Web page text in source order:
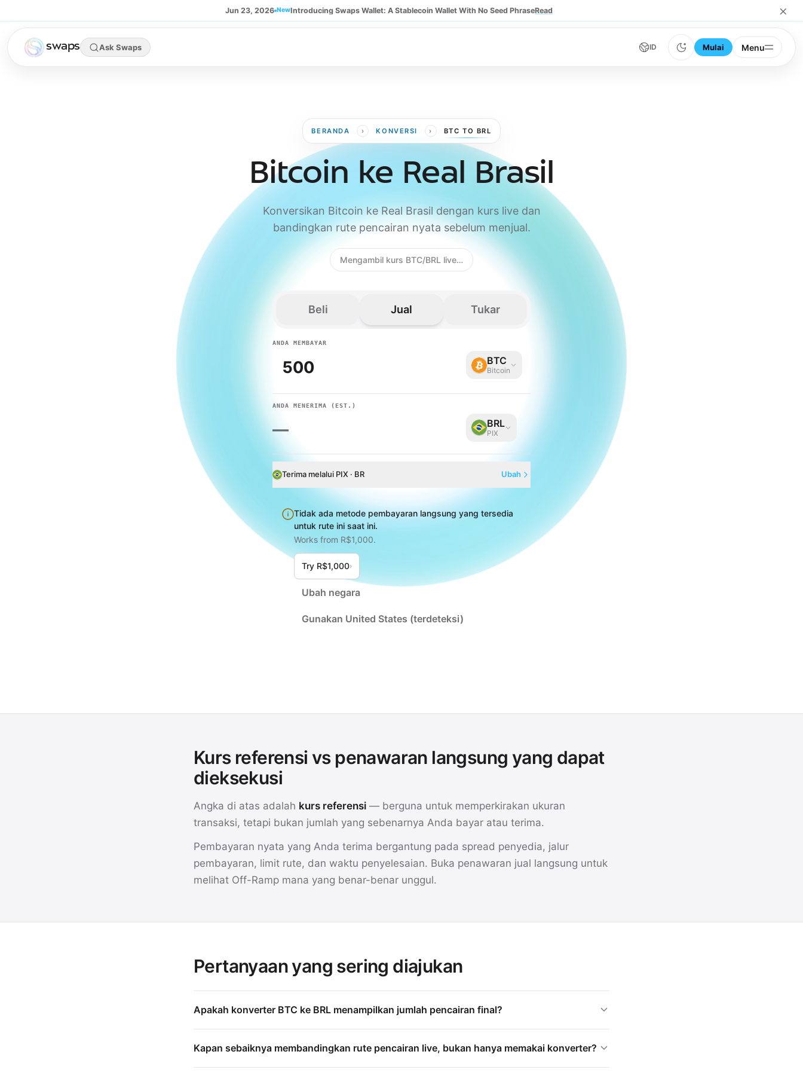
Jun 23, 2026 NewIntroducing Swaps Wallet: A Stablecoin Wallet With No Seed PhraseRead ×
swaps Ask Swaps ID Mulai Menu
BERANDA › KONVERSI › BTC TO BRL
Bitcoin ke Real Brasil
Konversikan Bitcoin ke Real Brasil dengan kurs live dan
bandingkan rute pencairan nyata sebelum menjual.
Mengambil kurs BTC/BRL live…
Beli Jual Tukar
ANDA MEMBAYAR
BTC
Bitcoin
ANDA MENERIMA (EST.)
— BRL
PIX
Terima melalui PIX · BR Ubah
Tidak ada metode pembayaran langsung yang tersedia
untuk rute ini saat ini.
Works from R$1,000.
Try R$1,000›
Ubah negara
Gunakan United States (terdeteksi)
Kurs referensi vs penawaran langsung yang dapat
dieksekusi
Angka di atas adalah kurs referensi — berguna untuk memperkirakan ukuran
transaksi, tetapi bukan jumlah yang sebenarnya Anda bayar atau terima.
Pembayaran nyata yang Anda terima bergantung pada spread penyedia, jalur
pembayaran, limit rute, dan waktu penyelesaian. Buka penawaran jual langsung untuk
melihat Off-Ramp mana yang benar-benar unggul.
Pertanyaan yang sering diajukan
Apakah konverter BTC ke BRL menampilkan jumlah pencairan final?
Kapan sebaiknya membandingkan rute pencairan live, bukan hanya memakai konverter?